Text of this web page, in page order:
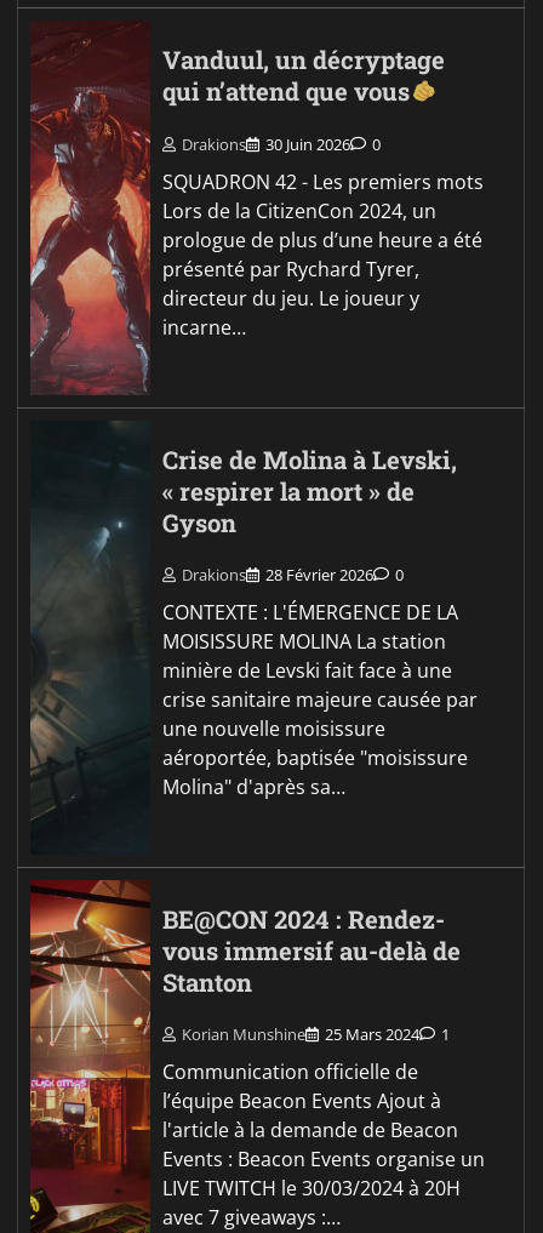
Vanduul, un décryptage
qui n’attend que vous
Drakions 30 Juin 2026 0
SQUADRON 42 - Les premiers mots
Lors de la CitizenCon 2024, un
prologue de plus d’une heure a été
présenté par Rychard Tyrer,
directeur du jeu. Le joueur y
incarne…
Crise de Molina à Levski,
« respirer la mort » de
Gyson
Drakions 28 Février 2026 0
CONTEXTE : L'ÉMERGENCE DE LA
MOISISSURE MOLINA La station
minière de Levski fait face à une
crise sanitaire majeure causée par
une nouvelle moisissure
aéroportée, baptisée "moisissure
Molina" d'après sa…
BE@CON 2024 : Rendez-
vous immersif au-delà de
Stanton
Korian Munshine 25 Mars 2024 1
Communication officielle de
l’équipe Beacon Events Ajout à
l'article à la demande de Beacon
Events : Beacon Events organise un
LIVE TWITCH le 30/03/2024 à 20H
avec 7 giveaways :…